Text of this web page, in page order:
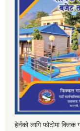
हेर्नको लागि फोटोमा क्लिक